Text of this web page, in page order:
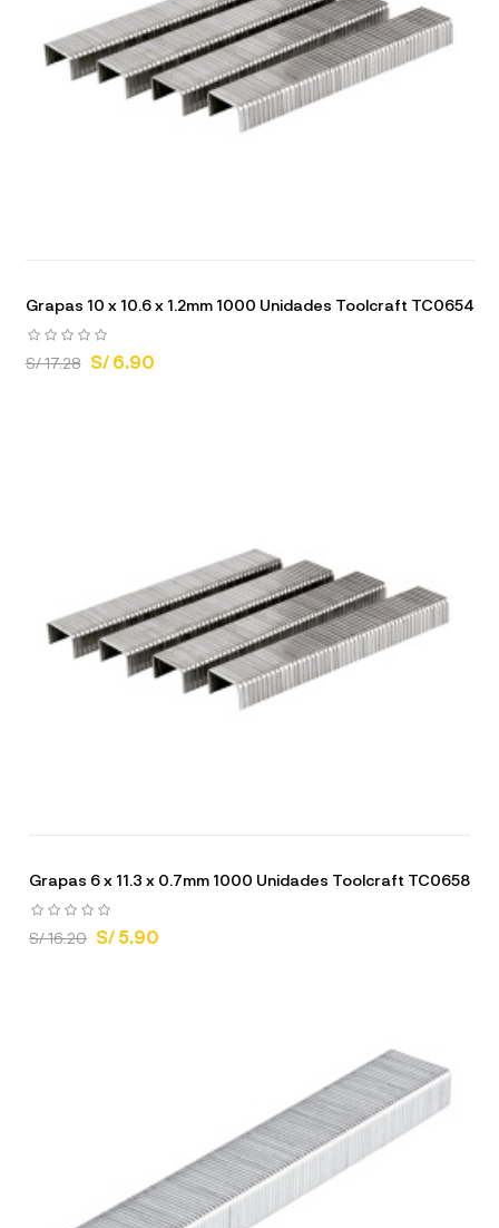
Grapas 10 x 10.6 x 1.2mm 1000 Unidades Toolcraft TC0654
S/ 17.28 S/ 6.90
Grapas 6 x 11.3 x 0.7mm 1000 Unidades Toolcraft TC0658
S/ 16.20 S/ 5.90